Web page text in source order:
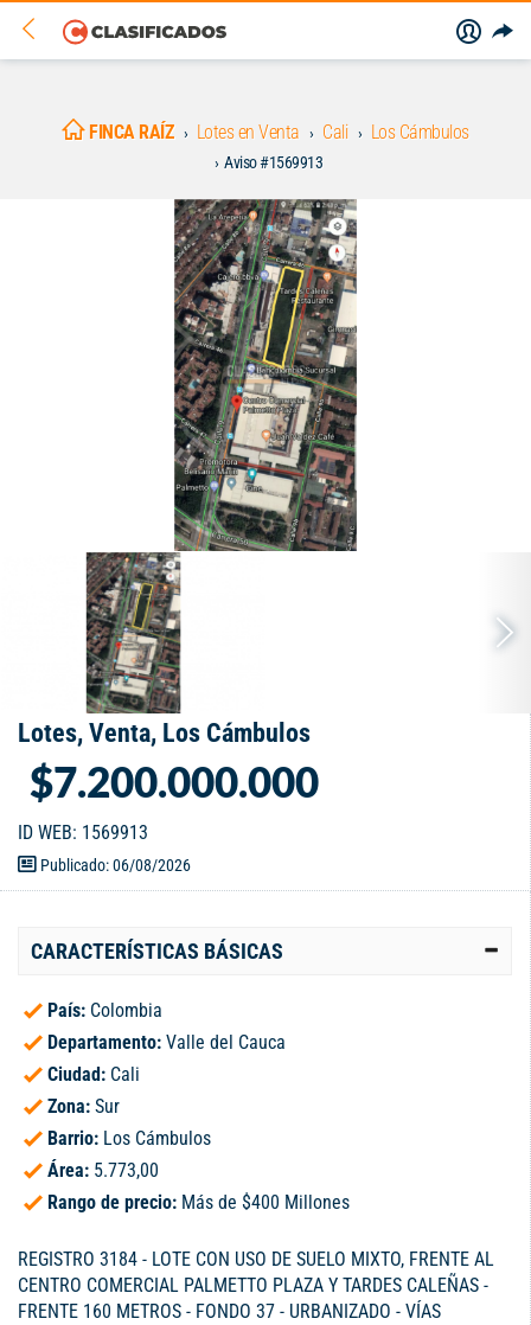
FINCA RAÍZ Lotes en Venta Cali Los Cámbulos
Aviso #1569913
Lotes, Venta, Los Cámbulos
$7.200.000.000
ID WEB: 1569913
Publicado: 06/08/2026
CARACTERÍSTICAS BÁSICAS
País: Colombia
Departamento: Valle del Cauca
Ciudad: Cali
Zona: Sur
Barrio: Los Cámbulos
Área: 5.773,00
Rango de precio: Más de $400 Millones
REGISTRO 3184 - LOTE CON USO DE SUELO MIXTO, FRENTE AL
CENTRO COMERCIAL PALMETTO PLAZA Y TARDES CALEÑAS -
FRENTE 160 METROS - FONDO 37 - URBANIZADO - VÍAS